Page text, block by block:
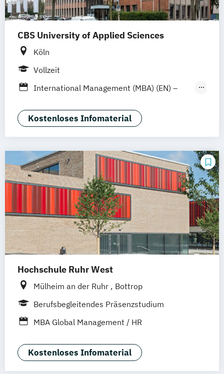
CBS University of Applied Sciences
Köln
Vollzeit
International Management (MBA) (EN) –
International Management (MBA) (EN) – 60
ECTS
Kostenloses Infomaterial
Hochschule Ruhr West
Mülheim an der Ruhr
Bottrop
Berufsbegleitendes Präsenzstudium
MBA Global Management / HR
Kostenloses Infomaterial